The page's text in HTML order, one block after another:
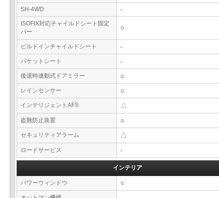
SH-4WD -
ISOFIX対応チャイルドシート固定
バー
○
ビルドインチャイルドシート -
バケットシート -
後退時連動式ドアミラー ○
レインセンサー ○
インテリジェントAFS △
盗難防止装置 ○
セキュリティアラーム △
ロードサービス -
インテリア
パワーウィンドウ ○